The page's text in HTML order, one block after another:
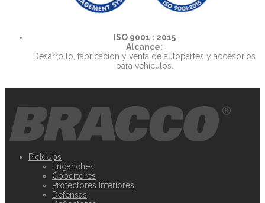
ISO 9001 : 2015
Alcance:
Desarrollo, fabricación y venta de autopartes y accesorios
para vehículos.
Pick Ups
Enganches
Cobertores
Protectores Inferiores
Defensas